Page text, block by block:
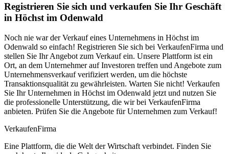
Registrieren Sie sich und verkaufen Sie Ihr Geschäft
in Höchst im Odenwald
Noch nie war der Verkauf eines Unternehmens in Höchst im
Odenwald so einfach! Registrieren Sie sich bei VerkaufenFirma und
stellen Sie Ihr Angebot zum Verkauf ein. Unsere Plattform ist ein
Ort, an dem Unternehmer auf Investoren treffen und Angebote zum
Unternehmensverkauf verifiziert werden, um die höchste
Transaktionsqualität zu gewährleisten. Warten Sie nicht! Verkaufen
Sie Ihr Unternehmen in Höchst im Odenwald jetzt und nutzen Sie
die professionelle Unterstützung, die wir bei VerkaufenFirma
anbieten. Prüfen Sie die Angebote für Unternehmen zum Verkauf!
VerkaufenFirma
Eine Plattform, die die Welt der Wirtschaft verbindet. Finden Sie